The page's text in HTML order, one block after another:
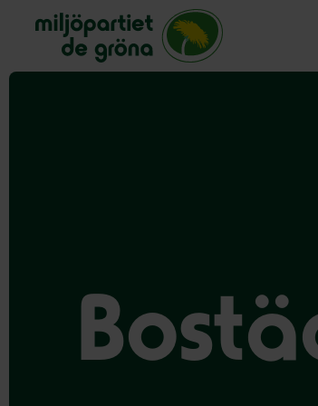
Miljöpartiet de gröna, startsida